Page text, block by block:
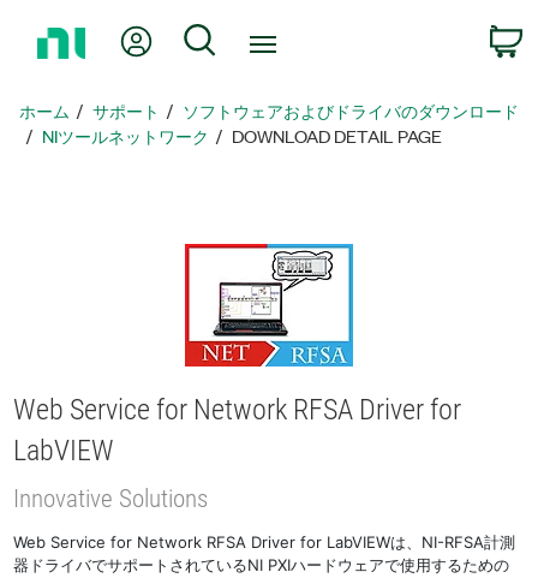
ペ
ー
Myアカウント
検索
ホーム サポート
ソフトウェアおよびドライバのダウンロード
NIツールネットワーク
DOWNLOAD DETAIL PAGE
Web Service for Network RFSA Driver for
LabVIEW
Innovative Solutions
Web Service for Network RFSA Driver for LabVIEWは、NI-RFSA計測
器ドライバでサポートされているNI PXIハードウェアで使用するための